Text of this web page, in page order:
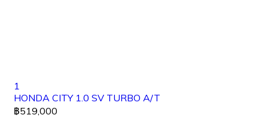
1
HONDA CITY 1.0 SV TURBO A/T
฿519,000